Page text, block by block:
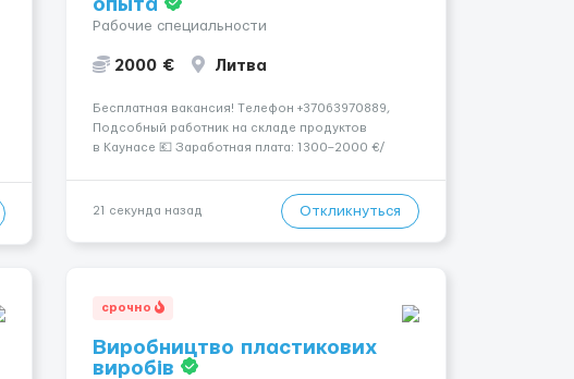
опыта
Рабочие специальности
2000 € Литва
Бесплатная вакансия! Tелефон +37063970889,
Подсобный работник на складе продуктов
в Каунасе 💶 Заработная плата: 1300–2000 €/
рабочих дней в неделю (пн–сб, плавающий
21 секунда назад Откликнуться
срочно
Виробництво пластикових
виробів